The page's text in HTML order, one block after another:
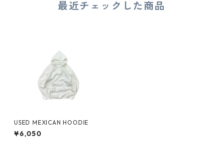
最近チェックした商品
USED MEXICAN HOODIE
¥6,050